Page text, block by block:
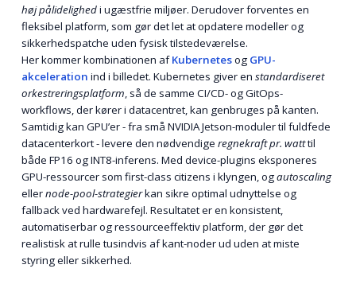
høj pålidelighedi ugæstfrie miljøer. Derudover forventes en
fleksibel platform, som gør det let at opdatere modeller og
sikkerhedspatche uden fysisk tilstedeværelse.
Her kommer kombinationen afKubernetesog GPU-
akceleration ind i billedet. Kubernetes giver en standardiseret
orkestreringsplatform , så de samme CI/CD- og GitOps-
workflows, der kører i datacentret, kan genbruges på kanten.
Samtidig kan GPU’er - fra små NVIDIA Jetson-moduler til fuldfede
datacenterkort - levere den nødvendige regnekraft pr. watttil
både FP16 og INT8-inferens. Med device-plugins eksponeres
GPU-ressourcer som first-class citizens i klyngen, ogautoscaling
ellernode-pool-strategierkan sikre optimal udnyttelse og
fallback ved hardwarefejl. Resultatet er en konsistent,
automatiserbar og ressourceeffektiv platform, der gør det
realistisk at rulle tusindvis af kant-noder ud uden at miste
styring eller sikkerhed.